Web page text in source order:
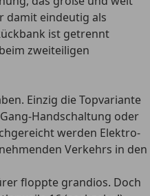
damit eindeutig als
ist getrennt
zweiteiligen
Einzig die Topvariante
Handschaltung oder
werden Elektro-
Verkehrs in den
floppte grandios. Doch